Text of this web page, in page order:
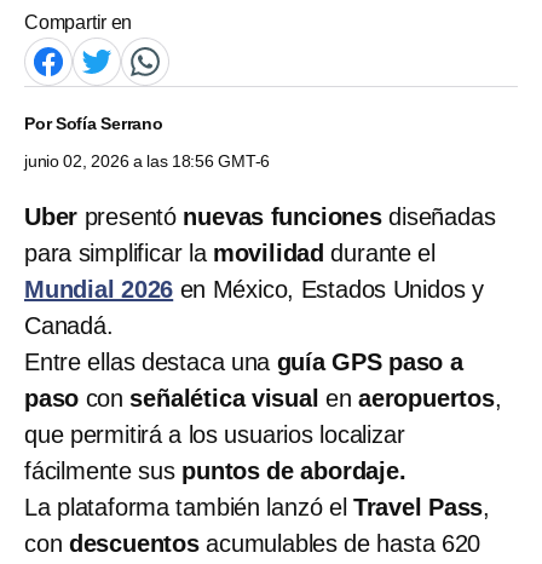
Compartir en
PorSofía Serrano
junio 02, 2026 a las 18:56 GMT-6
Uber presentó nuevas funcionesdiseñadas
para simplificar la movilidad durante el
Mundial 2026 en México, Estados Unidos y
Canadá.
Entre ellas destaca una guía GPS paso a
paso con señalética visual enaeropuertos,
que permitirá a los usuarios localizar
fácilmente sus puntos de abordaje.
La plataforma también lanzó el Travel Pass,
con descuentosacumulables de hasta 620